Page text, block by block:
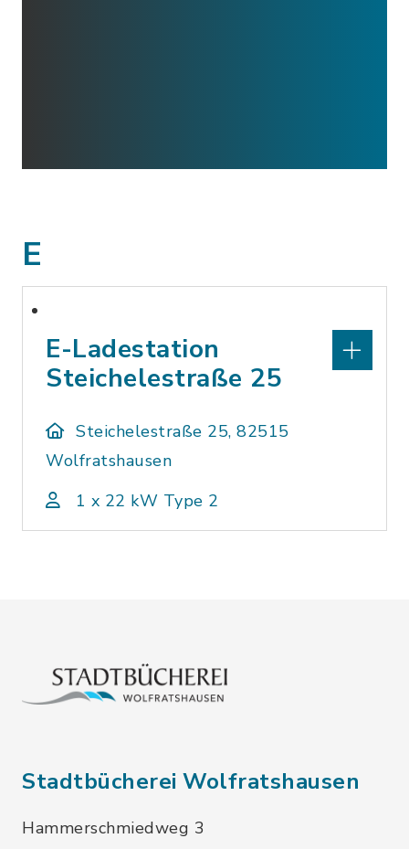
E
E-Ladestation
Steichelestraße 25
Steichelestraße 25, 82515
Wolfratshausen
1 x 22 kW Type 2
Stadtbücherei Wolfratshausen
Hammerschmiedweg 3